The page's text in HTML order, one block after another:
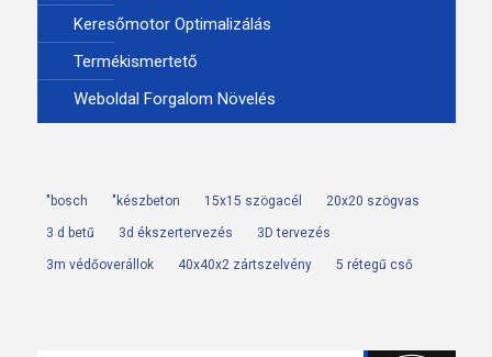
Keresőmotor Optimalizálás
Termékismertető
Weboldal Forgalom Növelés
"bosch "készbeton 15x15 szögacél 20x20 szögvas
3 d betű 3d ékszertervezés 3D tervezés
3m védőoverállok 40x40x2 zártszelvény 5 rétegű cső